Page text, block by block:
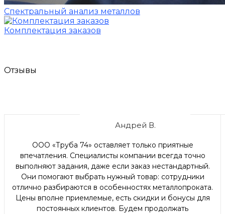
Спектральный анализ металлов
Комплектация заказов
Отзывы
Андрей В.
ООО «Труба 74» оставляет только приятные
впечатления. Специалисты компании всегда точно
выполняют задания, даже если заказ нестандартный.
Они помогают выбрать нужный товар: сотрудники
отлично разбираются в особенностях металлопроката.
Цены вполне приемлемые, есть скидки и бонусы для
постоянных клиентов. Будем продолжать